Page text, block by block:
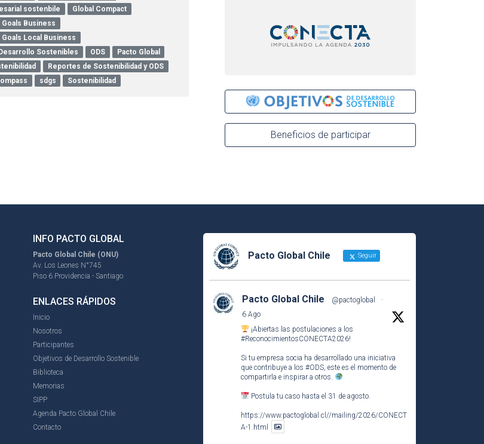
sostenbile
Global Compact
Goals Business
Goals Local Business
Sostenibles
ODS
Pacto Global
Reportes de Sostenibilidad y ODS
sdgs Sostenibilidad
Beneficios de participar
INFO PACTO GLOBAL
Pacto Global Chile (ONU)
Av. Los Leones N°745
Piso 6 Providencia - Santiago
ENLACES RÁPIDOS
Inicio
Nosotros
Participantes
Objetivos de Desarrollo Sostenible
Biblioteca
Memorias
SIPP
Agenda Pacto Global Chile
Contacto
Pacto Global Chile Seguir
Pacto Global Chile @pactoglobal
·
6 Ago
¡Abiertas las postulaciones a los
#ReconocimientosCONECTA2026!
Si tu empresa socia ha desarrollado una iniciativa
que contribuye a los #ODS, este es el momento de
compartirla e inspirar a otros.
Postula tu caso hasta el 31 de agosto.
https://www.pactoglobal.cl//mailing/2026/CONECT
A-1.html